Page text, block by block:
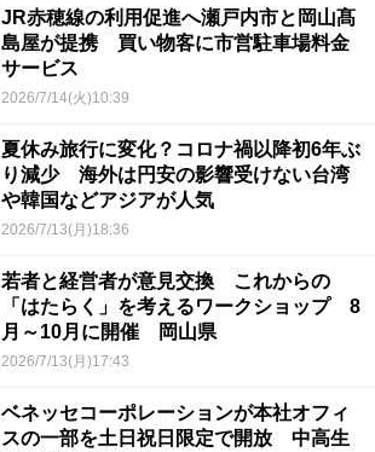
JR赤穂線の利用促進へ瀬戸内市と岡山髙
島屋が提携 買い物客に市営駐車場料金
サービス
2026/7/14(火)10:39
夏休み旅行に変化？コロナ禍以降初6年ぶ
り減少 海外は円安の影響受けない台湾
や韓国などアジアが人気
2026/7/13(月)18:36
若者と経営者が意見交換 これからの
「はたらく」を考えるワークショップ 8
月～10月に開催 岡山県
2026/7/13(月)17:43
ベネッセコーポレーションが本社オフィ
スの一部を土日祝日限定で開放 中高生